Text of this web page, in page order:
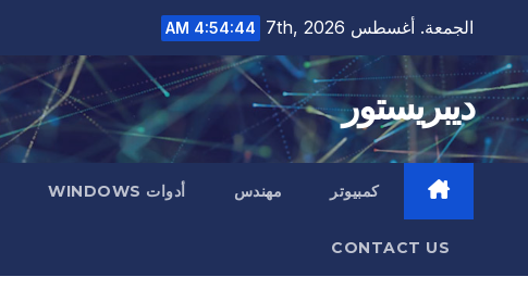
content
الجمعة. أغسطس 7th, 2026 4:54:45 AM
ديبريستور
كمبيوتر مهندس أدوات WINDOWS
CONTACT US